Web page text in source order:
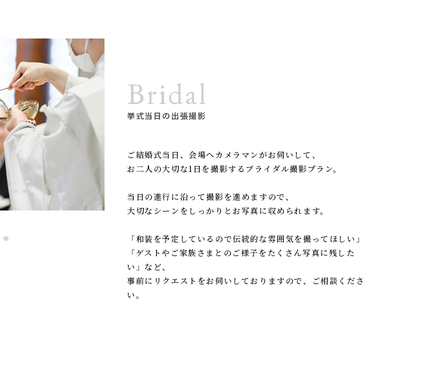
Bridal
挙式当日の出張撮影
ご結婚式当日、会場へカメラマンがお伺いして、
お二人の大切な1日を撮影するブライダル撮影プラン。
当日の進行に沿って撮影を進めますので、
大切なシーンをしっかりとお写真に収められます。
「和装を予定しているので伝統的な雰囲気を撮ってほしい」
「ゲストやご家族さまとのご様子をたくさん写真に残した
い」など、
事前にリクエストをお伺いしておりますので、ご相談くださ
い。